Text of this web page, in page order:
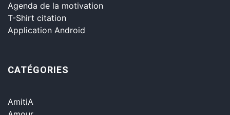
Agenda de la motivation
T-Shirt citation
Application Android
CATÉGORIES
AmitiA